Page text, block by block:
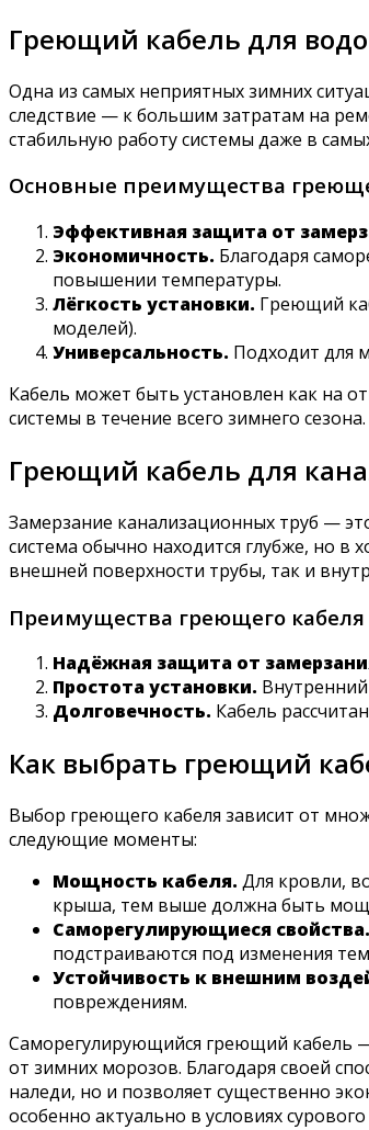
Греющий кабель для
Одна из самых неприятных зимних
следствие — к большим затратам на
стабильную работу системы даже в
Основные преимущества
Эффективная защита от
Экономичность. Благодаря
повышении температуры.
Лёгкость установки. Греющий
моделей).
Универсальность. Подходит для
Кабель может быть установлен как на
системы в течение всего зимнего сезона.
Греющий кабель для
Замерзание канализационных труб —
система обычно находится глубже, но в
внешней поверхности трубы, так и
Преимущества греющего
Надёжная защита от
Простота установки.
Долговечность. Кабель
Как выбрать греющий
Выбор греющего кабеля зависит от
следующие моменты:
Мощность кабеля. Для кровли,
крыша, тем выше должна быть
Саморегулирующиеся свойства.
подстраиваются под изменения
Устойчивость к внешним
повреждениям.
Саморегулирующийся греющий кабель
от зимних морозов. Благодаря своей
наледи, но и позволяет существенно
особенно актуально в условиях